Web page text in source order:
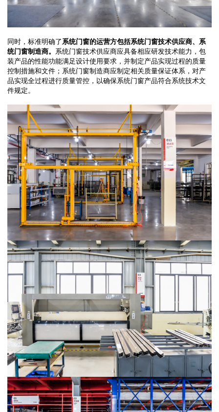
同时，标准明确了系统门窗的运营方包括系统门窗技术供应商、系
统门窗制造商。 系统门窗技术供应商应具备相应研发技术能力，包
装产品的性能功能满足设计使用要求，并制定产品实现过程的质量
控制措施和文件；系统门窗制造商应制定相关质量保证体系，对产
品实现全过程进行质量管控，以确保系统门窗产品符合系统技术文
件规定。